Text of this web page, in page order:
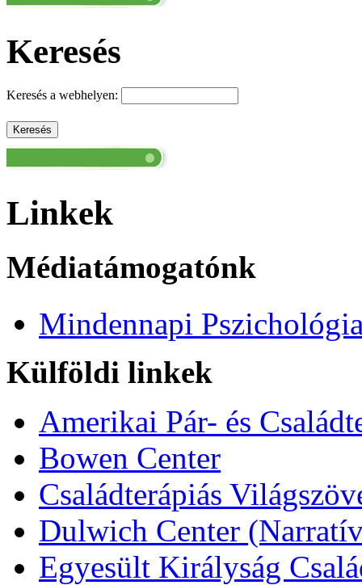
Keresés
Keresés a webhelyen:
Linkek
Médiatámogatónk
Mindennapi
Külföldi linkek
Amerikai Pár- és
Bowen Center
Családterápiás
Dulwich Center
Egyesült Királyság